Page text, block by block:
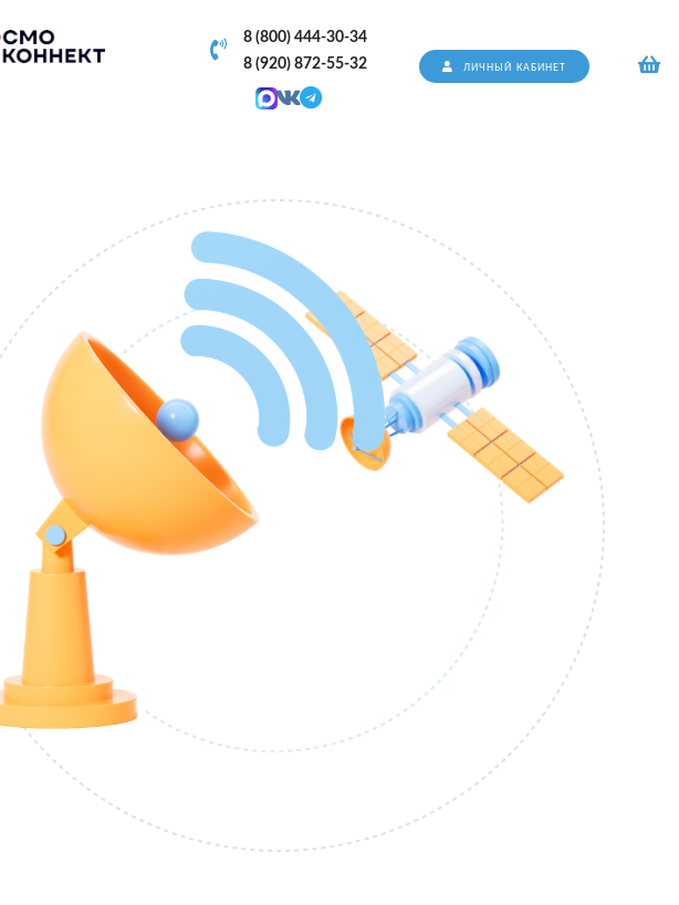
8 (800) 444-30-34
8 (920) 872-55-32
ЛИЧНЫЙ КАБИНЕТ